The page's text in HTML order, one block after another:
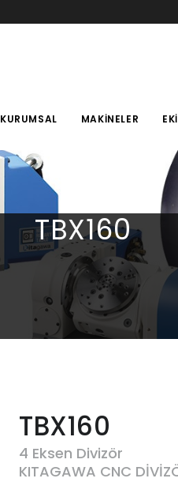
KURUMSAL MAKINELER
TBX160
TBX160
4 Eksen Divizör
KITAGAWA CNC